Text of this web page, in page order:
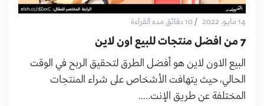
14 مايو، 2022 /10 دقائق مده القراءة
7 من افضل منتجات للبيع اون لاين
البيع الاون لاين هو أفضل الطرق لتحقيق الربح في الوقت
الحالي، حيث يتهافت الأشخاص على شراء المنتجات
المختلفة عن طريق الإنت.....